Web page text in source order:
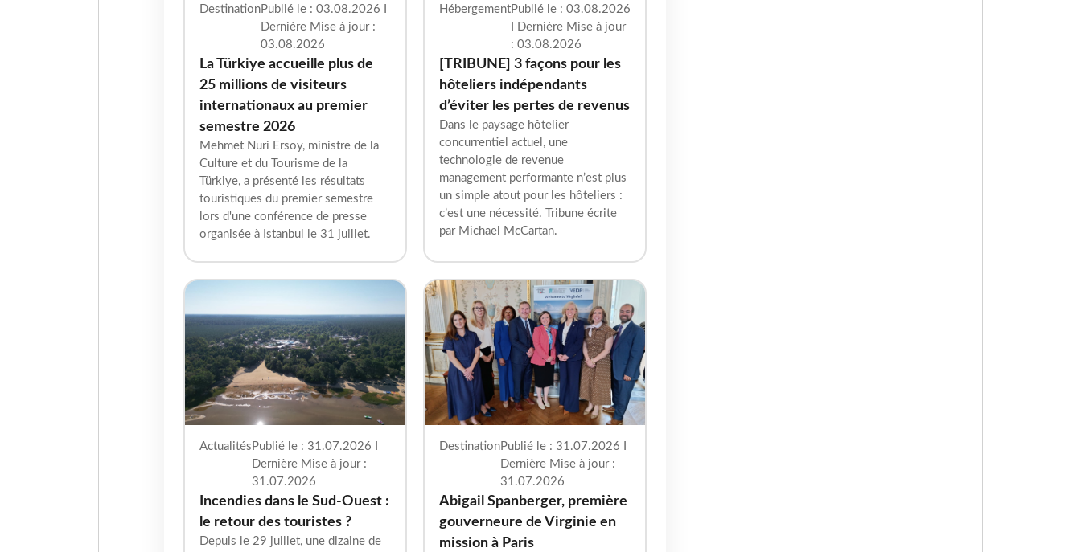
DestinationPublié le : 03.08.2026 I
Dernière Mise à jour :
03.08.2026
La Türkiye accueille plus de
25 millions de visiteurs
internationaux au premier
semestre 2026
Mehmet Nuri Ersoy, ministre de la
Culture et du Tourisme de la
Türkiye, a présenté les résultats
touristiques du premier semestre
lors d'une conférence de presse
organisée à Istanbul le 31 juillet.
HébergementPublié le : 03.08.2026
I Dernière Mise à jour
: 03.08.2026
[TRIBUNE] 3 façons pour les
hôteliers indépendants
d’éviter les pertes de revenus
Dans le paysage hôtelier
concurrentiel actuel, une
technologie de revenue
management performante n’est plus
un simple atout pour les hôteliers :
c’est une nécessité. Tribune écrite
par Michael McCartan.
Actualités Publié le : 31.07.2026 I
Dernière Mise à jour :
31.07.2026
Incendies dans le Sud-Ouest :
le retour des touristes ?
Depuis le 29 juillet, une dizaine de
DestinationPublié le : 31.07.2026 I
Dernière Mise à jour :
31.07.2026
Abigail Spanberger, première
gouverneure de Virginie en
mission à Paris